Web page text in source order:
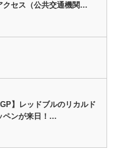
クセス（公共交通機関…
GP】レッドブルのリカルド
ペンが来日！…